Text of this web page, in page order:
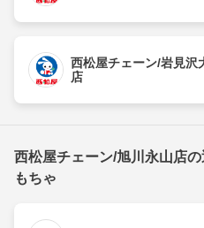
西松屋チェーン/岩見沢
店
西松屋チェーン/旭川永山店
もちゃ